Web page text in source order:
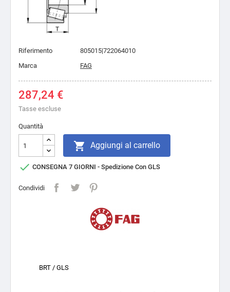
Riferimento
805015|722064010
Marca
FAG
287,24 €
Tasse escluse
Quantità
 Aggiungi al carrello
 CONSEGNA 7 GIORNI - Spedizione Con GLS
Condividi
BRT / GLS